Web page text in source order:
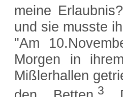
meine
und sie musste
"Am
Morgen in
Mißlerhallen
3